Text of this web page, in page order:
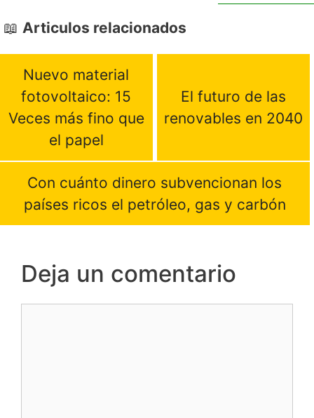
Articulos relacionados
Nuevo material
fotovoltaico: 15
Veces más fino que
el papel
El futuro de las
renovables en 2040
Con cuánto dinero subvencionan los
países ricos el petróleo, gas y carbón
Deja un comentario